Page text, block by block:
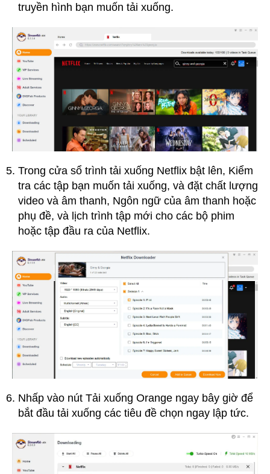
truyền hình bạn muốn tải xuống.
Trong cửa sổ trình tải xuống Netflix bật lên, Kiểm
tra các tập bạn muốn tải xuống, và đặt chất lượng
video và âm thanh, Ngôn ngữ của âm thanh hoặc
phụ đề, và lịch trình tập mới cho các bộ phim
hoặc tập đầu ra của Netflix.
Nhấp vào nút Tải xuống Orange ngay bây giờ để
bắt đầu tải xuống các tiêu đề chọn ngay lập tức.